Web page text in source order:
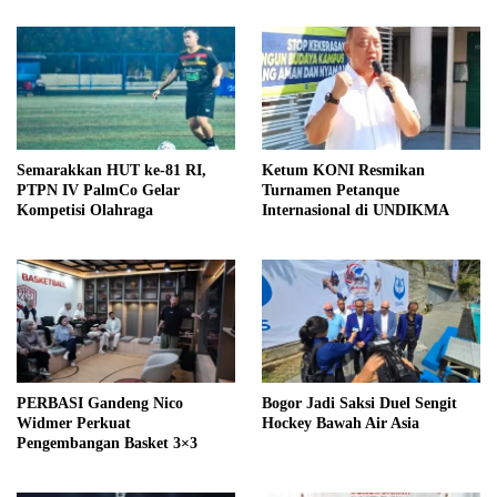
Semarakkan HUT ke-81 RI,
PTPN IV PalmCo Gelar
Kompetisi Olahraga
Ketum KONI Resmikan
Turnamen Petanque
Internasional di UNDIKMA
PERBASI Gandeng Nico
Widmer Perkuat
Pengembangan Basket 3×3
Bogor Jadi Saksi Duel Sengit
Hockey Bawah Air Asia